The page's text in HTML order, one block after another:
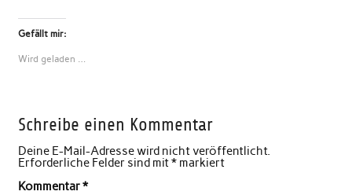
Gefällt mir:
Wird geladen …
Schreibe einen Kommentar
Deine E-Mail-Adresse wird nicht veröffentlicht.
Erforderliche Felder sind mit*markiert
Kommentar*